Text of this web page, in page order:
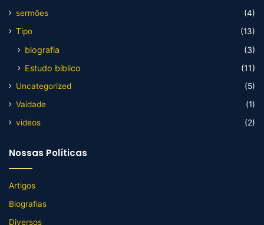
sermões
(4)
Tipo
(13)
biografia
(3)
Estudo biblico
(11)
Uncategorized
(5)
Vaidade
(1)
videos
(2)
Nossas Políticas
Artigos
Biografias
Diversos